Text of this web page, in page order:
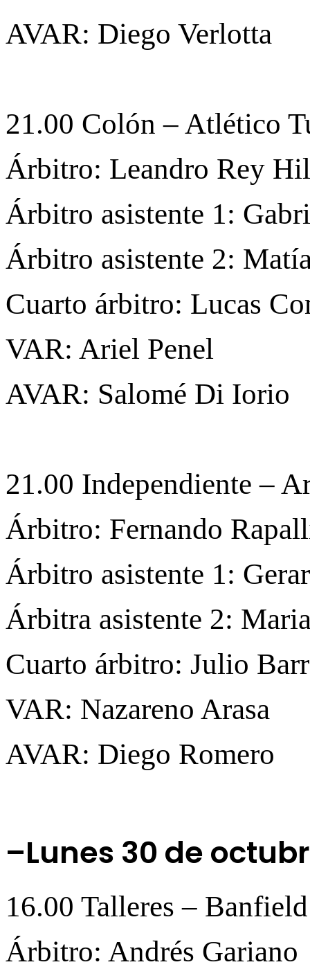
AVAR: Diego Verlotta
21.00 Colón – Atlético
Árbitro: Leandro Rey
Árbitro asistente 1:
Árbitro asistente 2:
Cuarto árbitro: Lucas
VAR: Ariel Penel
AVAR: Salomé Di Iorio
21.00 Independiente –
Árbitro: Fernando
Árbitro asistente 1:
Árbitra asistente 2:
Cuarto árbitro: Julio
VAR: Nazareno Arasa
AVAR: Diego Romero
–Lunes 30 de
16.00 Talleres –
Árbitro: Andrés Gariano